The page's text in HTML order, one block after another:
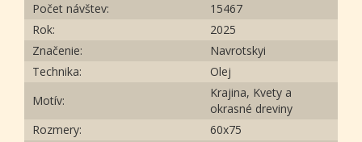
Počet návštev:
15467
Rok:
2025
Značenie:
Navrotskyi
Technika:
Olej
Motív:
Krajina, Kvety a
okrasné dreviny
Rozmery:
60х75